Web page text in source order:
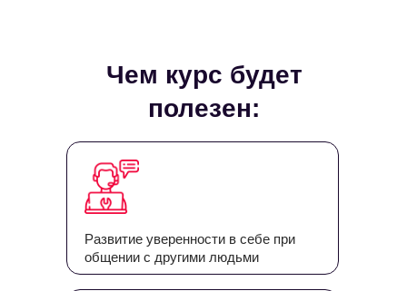
Чем курс будет
полезен:
Развитие уверенности в себе при
общении с другими людьми